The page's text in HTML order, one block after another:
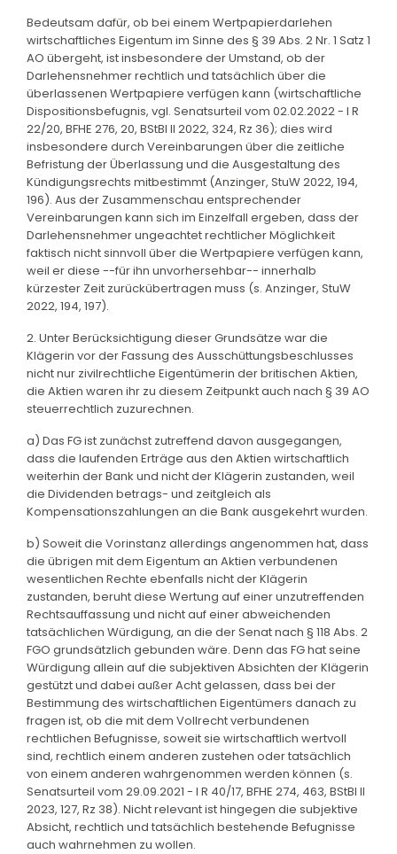
Bedeutsam dafür, ob bei einem Wertpapierdarlehen
wirtschaftliches Eigentum im Sinne des § 39 Abs. 2 Nr. 1 Satz 1
AO übergeht, ist insbesondere der Umstand, ob der
Darlehensnehmer rechtlich und tatsächlich über die
überlassenen Wertpapiere verfügen kann (wirtschaftliche
Dispositionsbefugnis, vgl. Senatsurteil vom 02.02.2022 - I R
22/20, BFHE 276, 20, BStBl II 2022, 324, Rz 36); dies wird
insbesondere durch Vereinbarungen über die zeitliche
Befristung der Überlassung und die Ausgestaltung des
Kündigungsrechts mitbestimmt (Anzinger, StuW 2022, 194,
196). Aus der Zusammenschau entsprechender
Vereinbarungen kann sich im Einzelfall ergeben, dass der
Darlehensnehmer ungeachtet rechtlicher Möglichkeit
faktisch nicht sinnvoll über die Wertpapiere verfügen kann,
weil er diese --für ihn unvorhersehbar-- innerhalb
kürzester Zeit zurückübertragen muss (s. Anzinger, StuW
2022, 194, 197).
2. Unter Berücksichtigung dieser Grundsätze war die
Klägerin vor der Fassung des Ausschüttungsbeschlusses
nicht nur zivilrechtliche Eigentümerin der britischen Aktien,
die Aktien waren ihr zu diesem Zeitpunkt auch nach § 39 AO
steuerrechtlich zuzurechnen.
a) Das FG ist zunächst zutreffend davon ausgegangen,
dass die laufenden Erträge aus den Aktien wirtschaftlich
weiterhin der Bank und nicht der Klägerin zustanden, weil
die Dividenden betrags- und zeitgleich als
Kompensationszahlungen an die Bank ausgekehrt wurden.
b) Soweit die Vorinstanz allerdings angenommen hat, dass
die übrigen mit dem Eigentum an Aktien verbundenen
wesentlichen Rechte ebenfalls nicht der Klägerin
zustanden, beruht diese Wertung auf einer unzutreffenden
Rechtsauffassung und nicht auf einer abweichenden
tatsächlichen Würdigung, an die der Senat nach § 118 Abs. 2
FGO grundsätzlich gebunden wäre. Denn das FG hat seine
Würdigung allein auf die subjektiven Absichten der Klägerin
gestützt und dabei außer Acht gelassen, dass bei der
Bestimmung des wirtschaftlichen Eigentümers danach zu
fragen ist, ob die mit dem Vollrecht verbundenen
rechtlichen Befugnisse, soweit sie wirtschaftlich wertvoll
sind, rechtlich einem anderen zustehen oder tatsächlich
von einem anderen wahrgenommen werden können (s.
Senatsurteil vom 29.09.2021 - I R 40/17, BFHE 274, 463, BStBl II
2023, 127, Rz 38). Nicht relevant ist hingegen die subjektive
Absicht, rechtlich und tatsächlich bestehende Befugnisse
auch wahrnehmen zu wollen.